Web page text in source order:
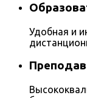
Удобная и